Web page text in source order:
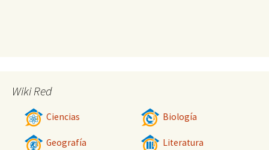
Wiki Red
Ciencias Biología
Geografía Literatura